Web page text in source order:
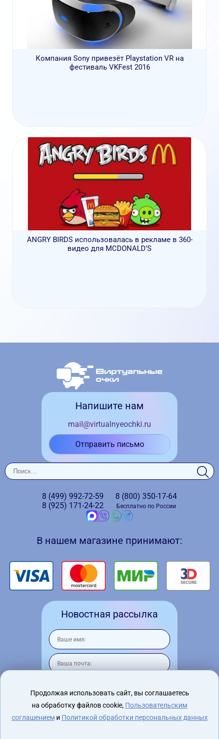
Компания Sony привезёт Playstation VR на
фестиваль VKFest 2016
ANGRY BIRDS использовалась в рекламе в 360-
видео для MCDONALD’S
Напишите нам
mail@virtualnyeochki.ru
Отправить письмо
8 (499) 992-72-59
8 (925) 171-24-22
8 (800) 350-17-64
Бесплатно по России
В нашем магазине принимают:
Новостная рассылка
Я согласен на обработку персональных
данных
Продолжая использовать сайт, вы соглашаетесь
на обработку файлов cookie, Пользовательским
соглашениеми Политикой обработки персональных данных